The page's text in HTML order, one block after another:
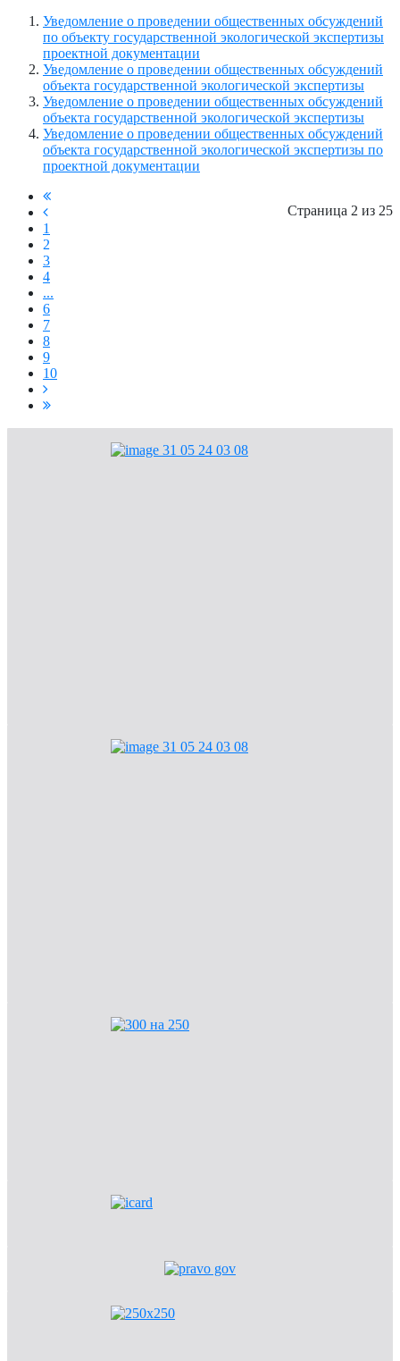
Уведомление о проведении общественных обсуждений
по объекту государственной экологической экспертизы
проектной документации
Уведомление о проведении общественных обсуждений
объекта государственной экологической экспертизы
Уведомление о проведении общественных обсуждений
объекта государственной экологической экспертизы
Уведомление о проведении общественных обсуждений
объекта государственной экологической экспертизы по
проектной документации
Страница 2 из 25
1
2
3
4
...
6
7
8
9
10